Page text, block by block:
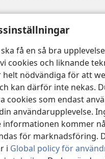
få en så bra
cookies och liknande
helt nödvändiga för att
kan därför inte nekas.
cookies som endast
användarupplevelse.
informationen kommer
för marknadsföring.
i Global policy för
ONLINE LIBRARY™
®
Library